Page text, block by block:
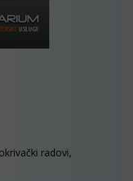
radovi,